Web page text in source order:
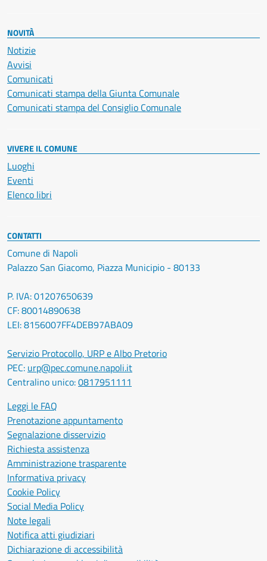
NOVITÀ
Notizie
Avvisi
Comunicati
Comunicati stampa della Giunta Comunale
Comunicati stampa del Consiglio Comunale
VIVERE IL COMUNE
Luoghi
Eventi
Elenco libri
CONTATTI
Comune di Napoli
Palazzo San Giacomo, Piazza Municipio - 80133
P. IVA: 01207650639
CF: 80014890638
LEI: 8156007FF4DEB97ABA09
Servizio Protocollo, URP e Albo Pretorio
PEC: urp@pec.comune.napoli.it
Centralino unico:0817951111
Leggi le FAQ
Prenotazione appuntamento
Segnalazione disservizio
Richiesta assistenza
Amministrazione trasparente
Informativa privacy
Cookie Policy
Social Media Policy
Note legali
Notifica atti giudiziari
Dichiarazione di accessibilità